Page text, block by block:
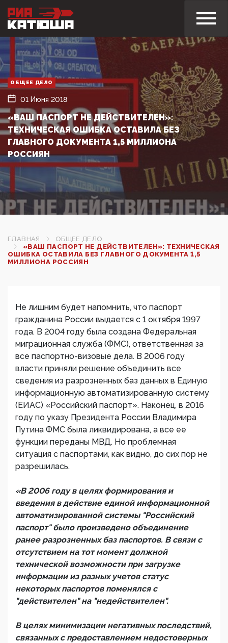
ОБЩЕЕ ДЕЛО
01 Июня 2018
«ВАШ ПАСПОРТ НЕ ДЕЙСТВИТЕЛЕН»:
ТЕХНИЧЕСКАЯ ОШИБКА ОСТАВИЛА БЕЗ
ГЛАВНОГО ДОКУМЕНТА 1,5 МИЛЛИОНА
РОССИЯН
ГЛАВНАЯ
ОБЩЕЕ ДЕЛО
«ВАШ ПАСПОРТ НЕ ДЕЙСТВИТЕЛЕН»: ТЕХНИЧЕСКАЯ
ОШИБКА ОСТАВИЛА БЕЗ ГЛАВНОГО ДОКУМЕНТА 1,5
МИЛЛИОНА РОССИЯН
Не лишним будет напомнить, что паспорт
гражданина России выдается с 1 октября 1997
года. В 2004 году была создана Федеральная
миграционная служба (ФМС), ответственная за
все паспортно-визовые дела. В 2006 году
власти приняли решение объединить все
сведения из разрозненных баз данных в Единую
информационную автоматизированную систему
(ЕИАС) «Российский паспорт». Наконец, в 2016
году по указу Президента России Владимира
Путина ФМС была ликвидирована, а все ее
функции переданы МВД. Но проблемная
ситуация с паспортами, как видно, до сих пор не
разрешилась.
«В 2006 году в целях формирования и
введения в действие единой информационной
автоматизированной системы "Российский
паспорт" было произведено объединение
ранее разрозненных баз паспортов. В связи с
отсутствием на тот момент должной
технической возможности при загрузке
информации из разных учетов статус
некоторых паспортов поменялся с
"действителен" на "недействителен".
В целях минимизации негативных последствий,
связанных с предоставлением недостоверных